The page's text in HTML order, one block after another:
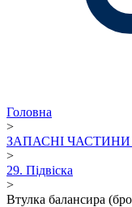
Головна
>
ЗАПАСНІ ЧАСТИНИ
>
29. Підвіска
>
Втулка балансира